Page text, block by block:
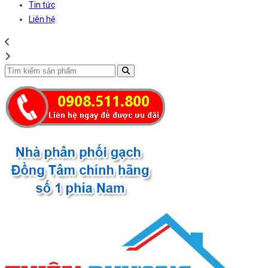
Tin tức
Liên hệ